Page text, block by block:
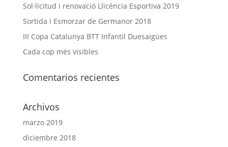
Sol·licitud i renovació Llicència Esportiva 2019
Sortida i Esmorzar de Germanor 2018
III Copa Catalunya BTT Infantil Duesaigües
Cada cop més visibles
Comentarios recientes
Archivos
marzo 2019
diciembre 2018